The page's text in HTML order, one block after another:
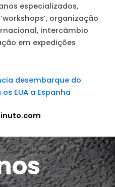
especializados,
organização
intercâmbio
em expedições
desembarque do
EUA a Espanha